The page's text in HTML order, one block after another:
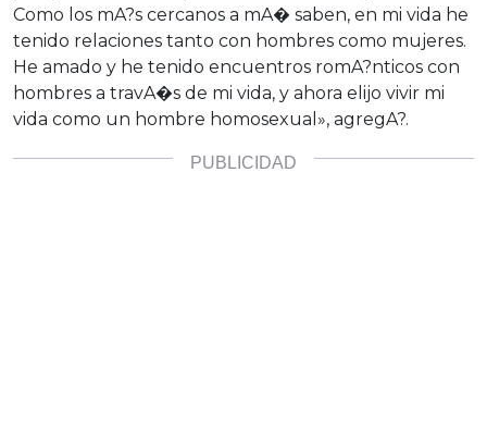
Como los mA?s cercanos a mA� saben, en mi vida he
tenido relaciones tanto con hombres como mujeres.
He amado y he tenido encuentros romA?nticos con
hombres a travA�s de mi vida, y ahora elijo vivir mi
vida como un hombre homosexual», agregA?.